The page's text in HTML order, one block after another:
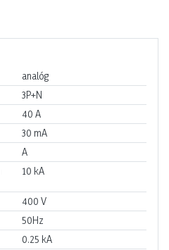
analóg
3P+N
40 A
30 mA
A
10 kA
400 V
50Hz
0.25 kA